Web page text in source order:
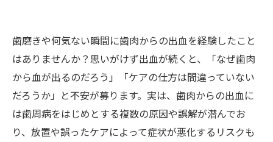
歯磨きや何気ない瞬間に歯肉からの出血を経験したこと
はありませんか？思いがけず出血が続くと、「なぜ歯肉
から血が出るのだろう」「ケアの仕方は間違っていない
だろうか」と不安が募ります。実は、歯肉からの出血に
は歯周病をはじめとする複数の原因や誤解が潜んでお
り、放置や誤ったケアによって症状が悪化するリスクも